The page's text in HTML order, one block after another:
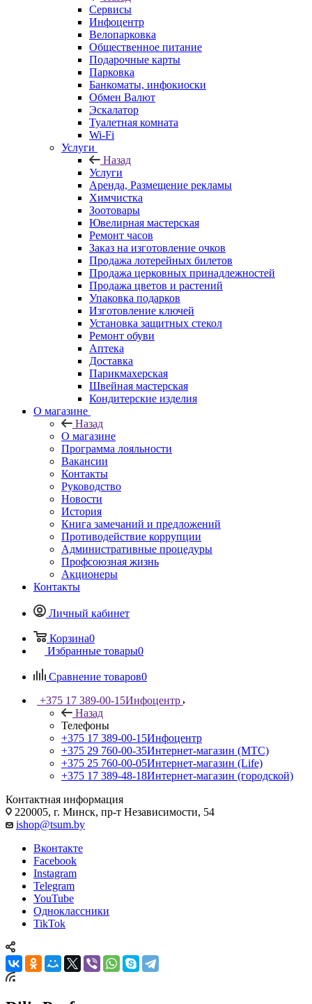
Сервисы
Инфоцентр
Велопарковка
Общественное питание
Подарочные карты
Парковка
Банкоматы, инфокиоски
Обмен Валют
Эскалатор
Туалетная комната
Wi-Fi
Услуги
Назад
Услуги
Аренда, Размещение рекламы
Химчистка
Зоотовары
Ювелирная мастерская
Ремонт часов
Заказ на изготовление очков
Продажа лотерейных билетов
Продажа церковных принадлежностей
Продажа цветов и растений
Упаковка подарков
Изготовление ключей
Установка защитных стекол
Ремонт обуви
Аптека
Доставка
Парикмахерская
Швейная мастерская
Кондитерские изделия
О магазине
Назад
О магазине
Программа лояльности
Вакансии
Контакты
Руководство
Новости
История
Книга замечаний и предложений
Противодействие коррупции
Административные процедуры
Профсоюзная жизнь
Акционеры
Контакты
Личный кабинет
Корзина0
Избранные товары0
Сравнение товаров0
+375 17 389-00-15Инфоцентр
Назад
Телефоны
+375 17 389-00-15Инфоцентр
+375 29 760-00-35Интернет-магазин (МТС)
+375 25 760-00-05Интернет-магазин (Life)
+375 17 389-48-18Интернет-магазин (городской)
Контактная информация
220005, г. Минск, пр-т Независимости, 54
ishop@tsum.by
Вконтакте
Facebook
Instagram
Telegram
YouTube
Одноклассники
TikTok